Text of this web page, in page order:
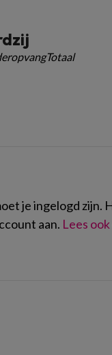
je ingelogd zijn.
aan. Lees